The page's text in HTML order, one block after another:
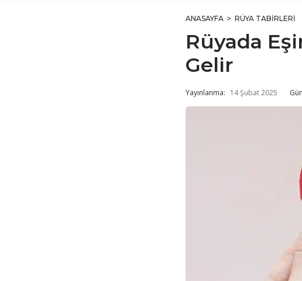
ANASAYFA RÜYA TABIRLERI
Rüyada
Gelir
Yayınlanma: 14 Şubat 2025